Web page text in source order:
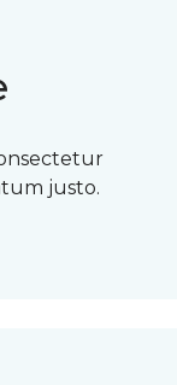
justo.